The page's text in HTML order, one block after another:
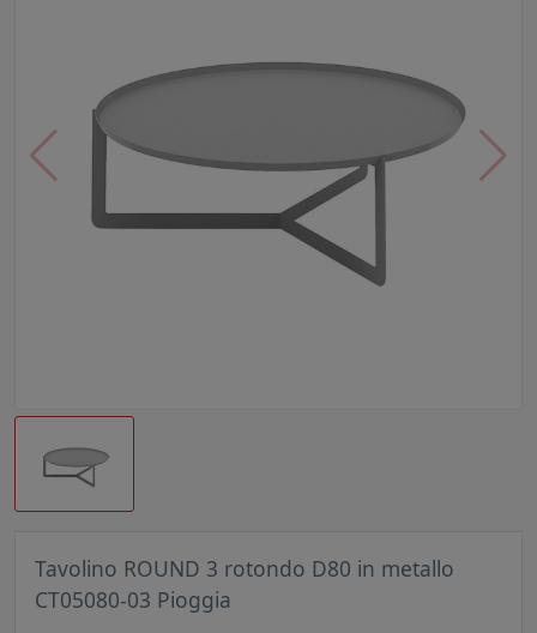
Tavolino ROUND 3 rotondo D80 in metallo
CT05080-03 Pioggia